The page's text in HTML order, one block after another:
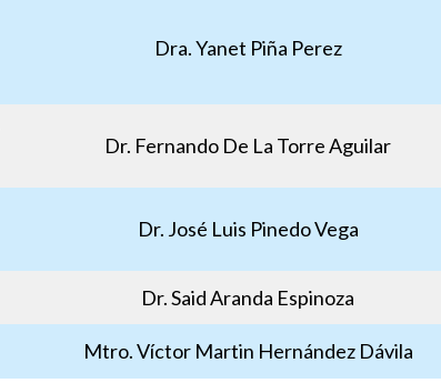
Dra. Yanet Piña Perez
Dr. Fernando De La Torre Aguilar
Dr. José Luis Pinedo Vega
Dr. Said Aranda Espinoza
Mtro. Víctor Martin Hernández Dávila